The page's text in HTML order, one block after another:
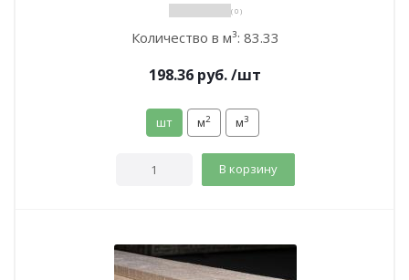
( 0 )
Количество в м³: 83.33
198.36 руб./шт
шт м2 м3
В корзину